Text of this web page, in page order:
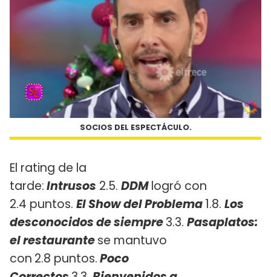
SOCIOS DEL ESPECTÁCULO.
El rating de la
tarde:Intrusos 2.5. DDMlogró con
2.4 puntos. El Show del Problema1.8. Los
desconocidos desiempre3.3. Pasaplatos:
el restaurantese mantuvo
con 2.8 puntos.Poco